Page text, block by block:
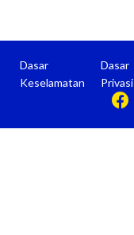
Dasar
Keselamatan
Dasar
Privasi